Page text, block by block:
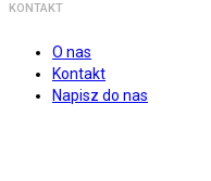
KONTAKT
O nas
Kontakt
Napisz do nas